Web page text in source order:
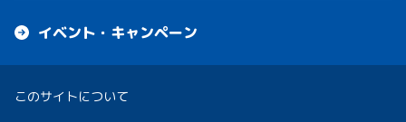
イベント・キャンペーン
このサイトについて